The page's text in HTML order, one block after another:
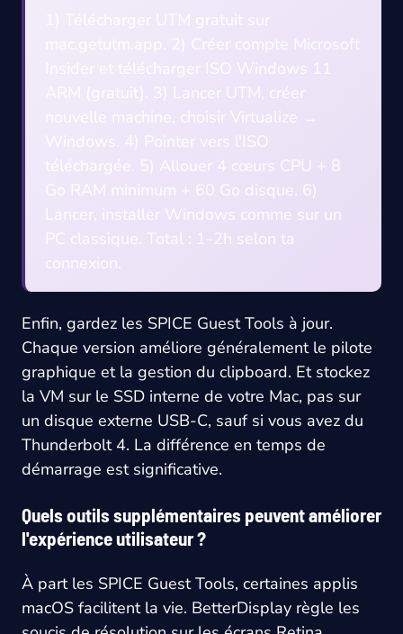
1) Télécharger UTM gratuit sur
mac.getutm.app. 2) Créer compte Microsoft
Insider et télécharger ISO Windows 11
ARM (gratuit). 3) Lancer UTM, créer
nouvelle machine, choisir Virtualize →
Windows. 4) Pointer vers l'ISO
téléchargée. 5) Allouer 4 cœurs CPU + 8
Go RAM minimum + 60 Go disque. 6)
Lancer, installer Windows comme sur un
PC classique. Total : 1-2h selon ta
connexion.
Enfin, gardez les SPICE Guest Tools à jour.
Chaque version améliore généralement le pilote
graphique et la gestion du clipboard. Et stockez
la VM sur le SSD interne de votre Mac, pas sur
un disque externe USB-C, sauf si vous avez du
Thunderbolt 4. La différence en temps de
démarrage est significative.
Quels outils supplémentaires peuvent améliorer
l'expérience utilisateur ?
À part les SPICE Guest Tools, certaines applis
macOS facilitent la vie. BetterDisplay règle les